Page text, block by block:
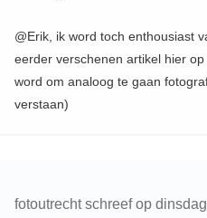
@Erik, ik word toch enthousiast
eerder verschenen artikel hier
word om analoog te gaan
verstaan)
fotoutrecht schreef op